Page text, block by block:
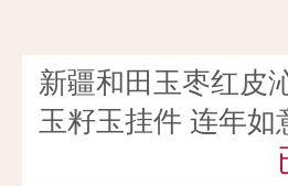
新疆和田玉枣红皮
玉籽玉挂件 连年如